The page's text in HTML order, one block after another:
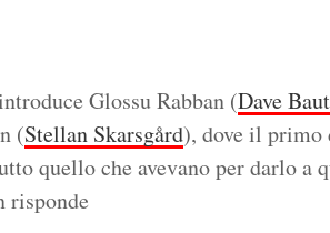
Glossu Rabban (Dave
(Stellan Skarsgård), dove il primo
quello che avevano per darlo a
risponde